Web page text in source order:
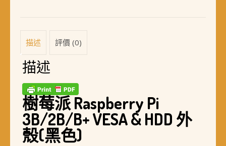
色)
量
描述 評價 (0)
描述
樹莓派 Raspberry Pi
3B/2B/B+ VESA & HDD 外
殼(黑色)